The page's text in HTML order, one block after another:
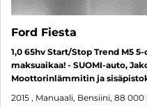
Ford Fiesta
1,0 65hv Start/Stop Trend M5
maksuaikaa! - SUOMI-auto,
Moottorinlämmitin ja
2015 , Manuaali, Bensiini, 88 000